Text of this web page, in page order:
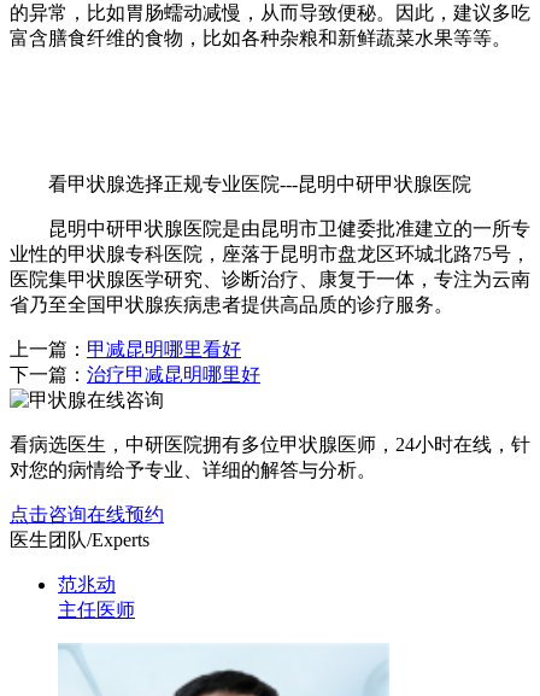
的异常，比如胃肠蠕动减慢，从而导致便秘。因此，建议多吃
富含膳食纤维的食物，比如各种杂粮和新鲜蔬菜水果等等。
看甲状腺选择正规专业医院---昆明中研甲状腺医院
昆明中研甲状腺医院是由昆明市卫健委批准建立的一所专
业性的甲状腺专科医院，座落于昆明市盘龙区环城北路75号，
医院集甲状腺医学研究、诊断治疗、康复于一体，专注为云南
省乃至全国甲状腺疾病患者提供高品质的诊疗服务。
上一篇： 甲减昆明哪里看好
下一篇： 治疗甲减昆明哪里好
看病选医生，中研医院拥有多位甲状腺医师，24小时在线，针
对您的病情给予专业、详细的解答与分析。
点击咨询在线预约
医生团队/Experts
范兆动
主任医师